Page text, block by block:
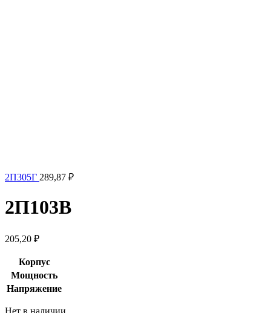
2П305Г 289,87 ₽
2П103В
205,20 ₽
Корпус
Мощность
Напряжение
Нет в наличии